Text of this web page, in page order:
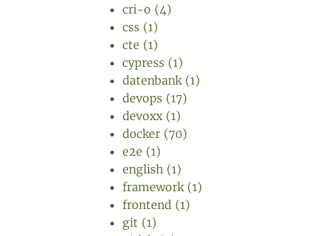
cri-o (4)
css (1)
cte (1)
cypress (1)
datenbank (1)
devops (17)
devoxx (1)
docker (70)
e2e (1)
english (1)
framework (1)
frontend (1)
git (1)